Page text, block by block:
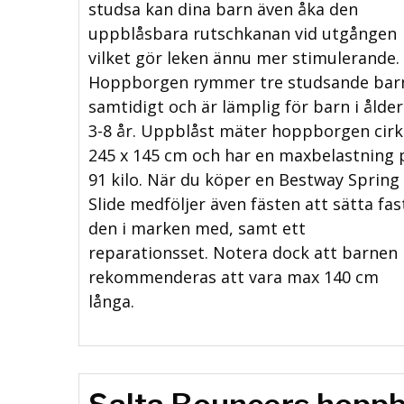
studsa kan dina barn även åka den
uppblåsbara rutschkanan vid utgången
vilket gör leken ännu mer stimulerande.
Hoppborgen rymmer tre studsande
samtidigt och är lämplig för barn i
3-8 år. Uppblåst mäter hoppborgen
245 x 145 cm och har en maxbelastning
91 kilo. När du köper en Bestway Spring
Slide medföljer även fästen att sätta
den i marken med, samt ett
reparationsset. Notera dock att barnen
rekommenderas att vara max 140 cm
långa.